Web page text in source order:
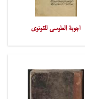
اجوبة الطوسی للقونوی